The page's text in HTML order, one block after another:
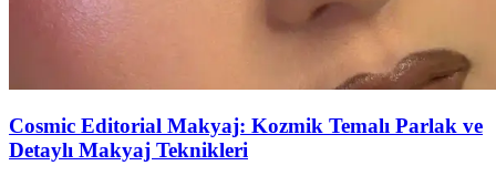
Cosmic Editorial Makyaj: Kozmik Temalı Parlak ve
Detaylı Makyaj Teknikleri